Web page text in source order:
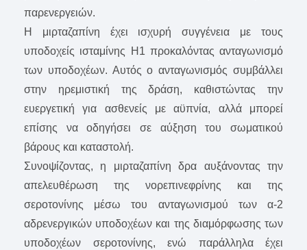
παρενεργειών.
Η μιρταζαπίνη έχει ισχυρή συγγένεια με τους
υποδοχείς ισταμίνης H1 προκαλόντας ανταγωνισμό
των υποδοχέων. Αυτός ο ανταγωνισμός συμβάλλει
στην ηρεμιστική της δράση, καθιστώντας την
ευεργετική για ασθενείς με αϋπνία, αλλά μπορεί
επίσης να οδηγήσει σε αύξηση του σωματικού
βάρους και καταστολή.
Συνοψίζοντας, η μιρταζαπίνη δρα αυξάνοντας την
απελευθέρωση της νορεπινεφρίνης και της
σεροτονίνης μέσω του ανταγωνισμού των α-2
αδρενεργικών υποδοχέων και της διαμόρφωσης των
υποδοχέων σεροτονίνης, ενώ παράλληλα έχει